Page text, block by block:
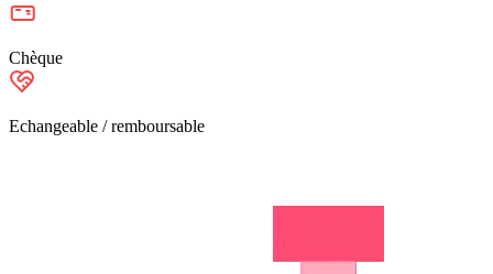
Chèque
Echangeable / remboursable